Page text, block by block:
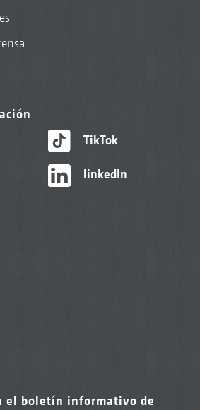
TikTok
linkedIn
el boletín informativo de